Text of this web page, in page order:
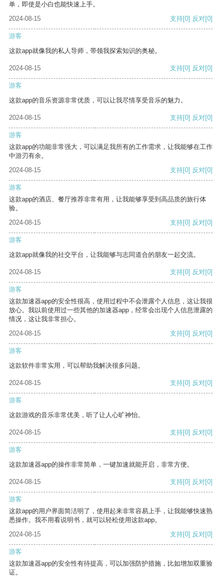
单，即使是小白也能快速上手。
2024-08-15
支持[0] 反对[0]
游客
这款app就像我的私人导师，带领我探索知识的奥秘。
2024-08-15 支持[0] 反对[0]
游客
这款app的音乐资源非常优质，可以让我尽情享受音乐的魅力。
2024-08-15 支持[0] 反对[0]
游客
这款app的功能非常强大，可以满足我所有的工作需求，让我能够在工作
中游刃有余。
2024-08-15
支持[0] 反对[0]
游客
这款app的酒店、餐厅推荐非常有用，让我能够享受到高品质的旅行体
验。
2024-08-15
支持[0] 反对[0]
游客
这款app就像我的社交平台，让我能够与志同道合的朋友一起交流。
2024-08-15 支持[0] 反对[0]
游客
这款加速器app的安全性很高，使用过程中不会泄露个人信息，这让我很
放心。我以前使用过一些其他的加速器app，经常会出现个人信息泄露的
情况，这让我非常担心。
2024-08-15
支持[0] 反对[0]
游客
这款软件非常实用，可以帮助我解决很多问题。
2024-08-15 支持[0] 反对[0]
游客
这款游戏的音乐非常优美，听了让人心旷神怡。
2024-08-15 支持[0] 反对[0]
游客
这款加速器app的操作非常简单，一键加速就能开启，非常方便。
2024-08-15 支持[0] 反对[0]
游客
这款app的用户界面简洁明了，使用起来非常容易上手，让我能够快速熟
悉操作。我不用看说明书，就可以轻松使用这款app。
2024-08-15
支持[0] 反对[0]
游客
这款加速器app的安全性有待提高，可以加强防护措施，比如增加双重验
证。